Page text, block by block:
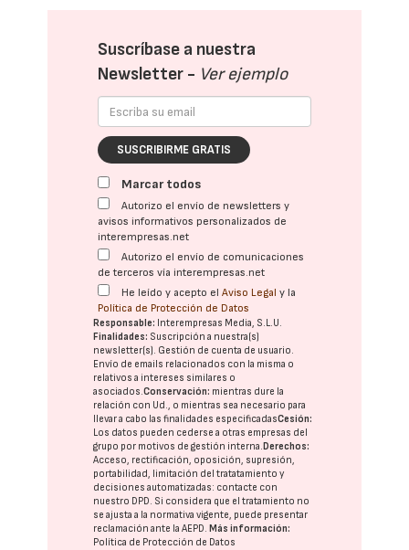
Suscríbase a nuestra
Newsletter - Ver ejemplo
SUSCRIBIRME GRATIS
Marcar todos
Autorizo el envío de newsletters y
avisos informativos personalizados de
interempresas.net
Autorizo el envío de comunicaciones
de terceros vía interempresas.net
He leído y acepto elAviso Legal y la
Política de Protección de Datos
Responsable: Interempresas Media, S.L.U.
Finalidades: Suscripción a nuestra(s)
newsletter(s). Gestión de cuenta de usuario.
Envío de emails relacionados con la misma o
relativos a intereses similares o
asociados.Conservación: mientras dure la
relación con Ud., o mientras sea necesario para
llevar a cabo las finalidades especificadasCesión:
Los datos pueden cederse a otras empresas del
grupo por motivos de gestión interna. Derechos:
Acceso, rectificación, oposición, supresión,
portabilidad, limitación del tratatamiento y
decisiones automatizadas: contacte con
nuestro DPD. Si considera que el tratamiento no
se ajusta a la normativa vigente, puede presentar
reclamación ante laAEPD. Más información:
Política de Protección de Datos